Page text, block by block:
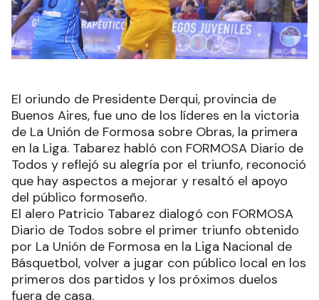
El oriundo de Presidente Derqui, provincia de
Buenos Aires, fue uno de los líderes en la victoria
de La Unión de Formosa sobre Obras, la primera
en la Liga. Tabarez habló con FORMOSA Diario de
Todos y reflejó su alegría por el triunfo, reconoció
que hay aspectos a mejorar y resaltó el apoyo
del público formoseño.
El alero Patricio Tabarez dialogó con FORMOSA
Diario de Todos sobre el primer triunfo obtenido
por La Unión de Formosa en la Liga Nacional de
Básquetbol, volver a jugar con público local en los
primeros dos partidos y los próximos duelos
fuera de casa.